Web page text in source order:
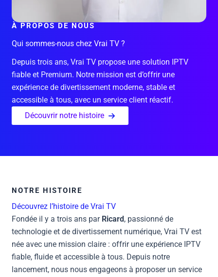
À PROPOS DE NOUS
Qui sommes-nous chez Vrai TV ?
Depuis trois ans, Vrai TV propose une solution IPTV
fiable et Premium. Notre mission est d’offrir une
expérience de divertissement moderne, stable et
accessible à tous, avec un service client réactif.
Découvrir notre histoire
NOTRE HISTOIRE
Découvrez l’histoire de Vrai TV
Fondée il y a trois ans par Ricard, passionné de
technologie et de divertissement numérique, Vrai TV est
née avec une mission claire : offrir une expérience IPTV
fiable, fluide et accessible à tous. Depuis notre
lancement, nous nous engageons à proposer un service